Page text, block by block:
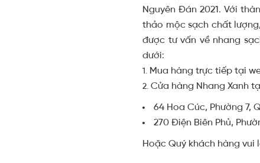
Nguyên Đán 2021. Với
thảo mộc sạch chất
được tư vấn về nhang
dưới:
Mua hàng trực tiếp tại
Cửa hàng Nhang Xanh
64 Hoa Cúc, Phường 7,
270 Điện Biên Phủ,
Hoặc Quý khách hàng vui